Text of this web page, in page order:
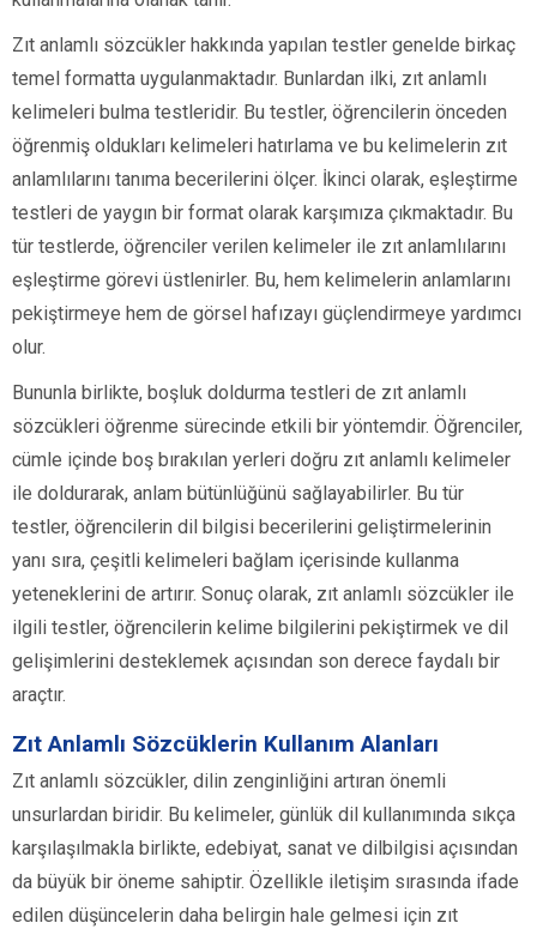
Zıt anlamlı sözcükler hakkında yapılan testler genelde birkaç
temel formatta uygulanmaktadır. Bunlardan ilki, zıt anlamlı
kelimeleri bulma testleridir. Bu testler, öğrencilerin önceden
öğrenmiş oldukları kelimeleri hatırlama ve bu kelimelerin zıt
anlamlılarını tanıma becerilerini ölçer. İkinci olarak, eşleştirme
testleri de yaygın bir format olarak karşımıza çıkmaktadır. Bu
tür testlerde, öğrenciler verilen kelimeler ile zıt anlamlılarını
eşleştirme görevi üstlenirler. Bu, hem kelimelerin anlamlarını
pekiştirmeye hem de görsel hafızayı güçlendirmeye yardımcı
olur.
Bununla birlikte, boşluk doldurma testleri de zıt anlamlı
sözcükleri öğrenme sürecinde etkili bir yöntemdir. Öğrenciler,
cümle içinde boş bırakılan yerleri doğru zıt anlamlı kelimeler
ile doldurarak, anlam bütünlüğünü sağlayabilirler. Bu tür
testler, öğrencilerin dil bilgisi becerilerini geliştirmelerinin
yanı sıra, çeşitli kelimeleri bağlam içerisinde kullanma
yeteneklerini de artırır. Sonuç olarak, zıt anlamlı sözcükler ile
ilgili testler, öğrencilerin kelime bilgilerini pekiştirmek ve dil
gelişimlerini desteklemek açısından son derece faydalı bir
araçtır.
Zıt Anlamlı Sözcüklerin Kullanım Alanları
Zıt anlamlı sözcükler, dilin zenginliğini artıran önemli
unsurlardan biridir. Bu kelimeler, günlük dil kullanımında sıkça
karşılaşılmakla birlikte, edebiyat, sanat ve dilbilgisi açısından
da büyük bir öneme sahiptir. Özellikle iletişim sırasında ifade
edilen düşüncelerin daha belirgin hale gelmesi için zıt